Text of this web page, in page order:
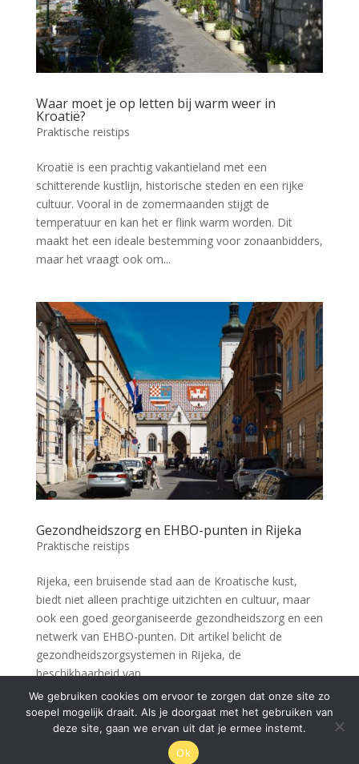
Waar moet je op letten bij warm weer in
Kroatië?
Praktische reistips
Kroatië is een prachtig vakantieland met een
schitterende kustlijn, historische steden en een rijke
cultuur. Vooral in de zomermaanden stijgt de
temperatuur en kan het er flink warm worden. Dit
maakt het een ideale bestemming voor zonaanbidders,
maar het vraagt ook om...
Gezondheidszorg en EHBO-punten in Rijeka
Praktische reistips
Rijeka, een bruisende stad aan de Kroatische kust,
biedt niet alleen prachtige uitzichten en cultuur, maar
ook een goed georganiseerde gezondheidszorg en een
netwerk van EHBO-punten. Dit artikel belicht de
gezondheidszorgsystemen in Rijeka, de
beschikbaarheid van...
« Vorige Pagina
© Rijeka.nl 2026
We gebruiken cookies om ervoor te zorgen dat onze site zo
soepel mogelijk draait. Als je doorgaat met het gebruiken van
deze site, gaan we ervan uit dat je ermee instemt.
Ok